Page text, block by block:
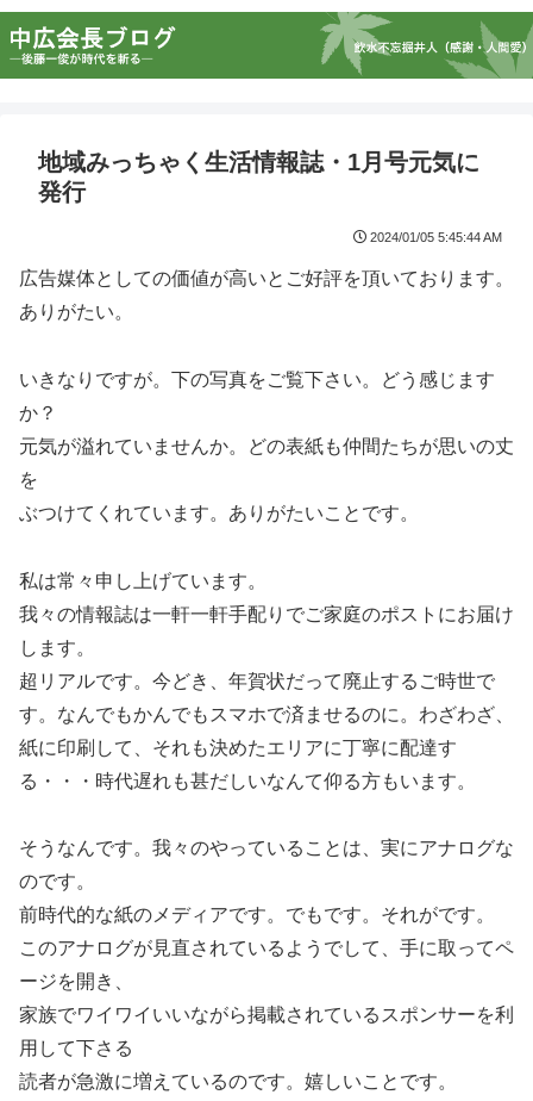
地域みっちゃく生活情報誌・1月号元気に
発行
2024/01/05 5:45:44 AM
広告媒体としての価値が高いとご好評を頂いております。
ありがたい。
いきなりですが。下の写真をご覧下さい。どう感じます
か？
元気が溢れていませんか。どの表紙も仲間たちが思いの丈
を
ぶつけてくれています。ありがたいことです。
私は常々申し上げています。
我々の情報誌は一軒一軒手配りでご家庭のポストにお届け
します。
超リアルです。今どき、年賀状だって廃止するご時世で
す。なんでもかんでもスマホで済ませるのに。わざわざ、
紙に印刷して、それも決めたエリアに丁寧に配達す
る・・・時代遅れも甚だしいなんて仰る方もいます。
そうなんです。我々のやっていることは、実にアナログな
のです。
前時代的な紙のメディアです。でもです。それがです。
このアナログが見直されているようでして、手に取ってペ
ージを開き、
家族でワイワイいいながら掲載されているスポンサーを利
用して下さる
読者が急激に増えているのです。嬉しいことです。